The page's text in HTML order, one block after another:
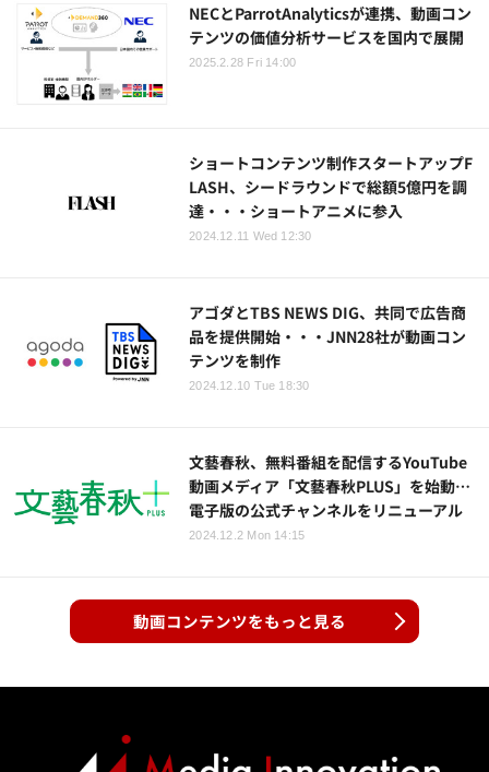
NECとParrotAnalyticsが連携、動画コン
テンツの価値分析サービスを国内で展開
2025.2.28 Fri 14:00
ショートコンテンツ制作スタートアップF
LASH、シードラウンドで総額5億円を調
達・・・ショートアニメに参入
2024.12.11 Wed 12:30
アゴダとTBS NEWS DIG、共同で広告商
品を提供開始・・・JNN28社が動画コン
テンツを制作
2024.12.10 Tue 18:30
文藝春秋、無料番組を配信するYouTube
動画メディア「文藝春秋PLUS」を始動…
電子版の公式チャンネルをリニューアル
2024.12.2 Mon 14:15
動画コンテンツをもっと見る